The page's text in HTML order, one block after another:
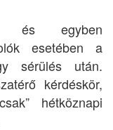
és egyben
esetében a
sérülés után.
kérdéskör,
hétköznapi